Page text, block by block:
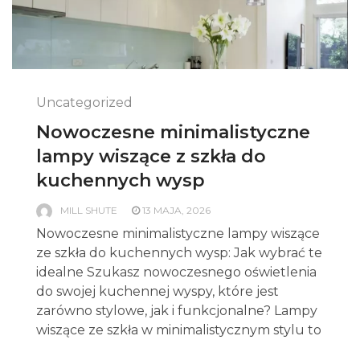
Uncategorized
Nowoczesne minimalistyczne
lampy wiszące z szkła do
kuchennych wysp
MILL SHUTE 13 MAJA, 2026
Nowoczesne minimalistyczne lampy wiszące
ze szkła do kuchennych wysp: Jak wybrać te
idealne Szukasz nowoczesnego oświetlenia
do swojej kuchennej wyspy, które jest
zarówno stylowe, jak i funkcjonalne? Lampy
wiszące ze szkła w minimalistycznym stylu to